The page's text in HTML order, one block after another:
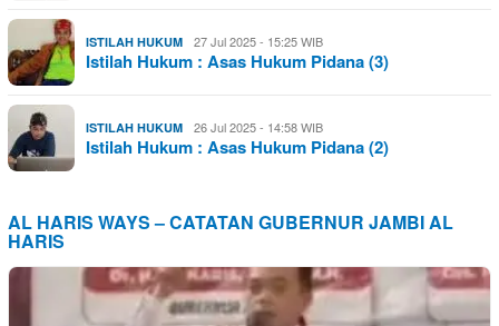
ISTILAH HUKUM 27 Jul 2025 - 15:25 WIB
Istilah Hukum : Asas Hukum Pidana (3)
ISTILAH HUKUM 26 Jul 2025 - 14:58 WIB
Istilah Hukum : Asas Hukum Pidana (2)
AL HARIS WAYS – CATATAN GUBERNUR JAMBI AL
HARIS